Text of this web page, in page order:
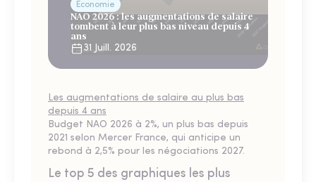
Économie
NAO 2026 : les augmentations de salaire
tombent à leur plus bas niveau depuis 4
ans
31 Juill. 2026
Les augmentations de salaire au plus bas
depuis 4 ans
Budget NAO 2026 à 2%, un plus bas depuis
2021 selon Mercer France, qui anticipe un
rebond à 2,5% pour les négociations 2027.
Le top 5 des graphiques les plus